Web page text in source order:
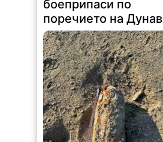
боеприпаси по
поречието на Дунав